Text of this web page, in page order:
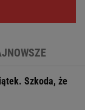
Szkoda, że